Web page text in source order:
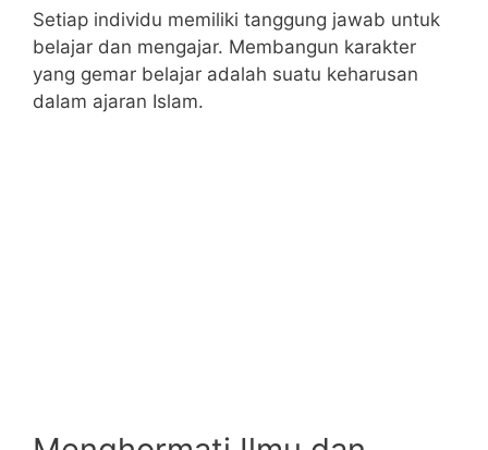
Setiap individu memiliki tanggung jawab untuk
belajar dan mengajar. Membangun karakter
yang gemar belajar adalah suatu keharusan
dalam ajaran Islam.